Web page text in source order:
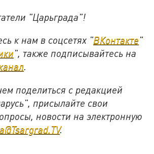
"Царьграда"!
к нам в соцсетях "ВКонтакте"
", также подписывайтесь на
.
поделиться с редакцией
присылайте свои
новости на электронную
.